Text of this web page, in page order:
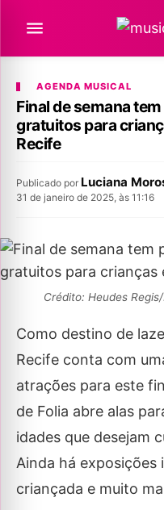
AGENDA MUSICAL
Final de semana
gratuitos para
Recife
Publicado por Luciana
31 de janeiro de 2025, às 11:16
Crédito: Heudes
Como destino de
Recife conta com
atrações para este
de Folia abre alas
idades que desejam
Ainda há exposições
criançada e muito